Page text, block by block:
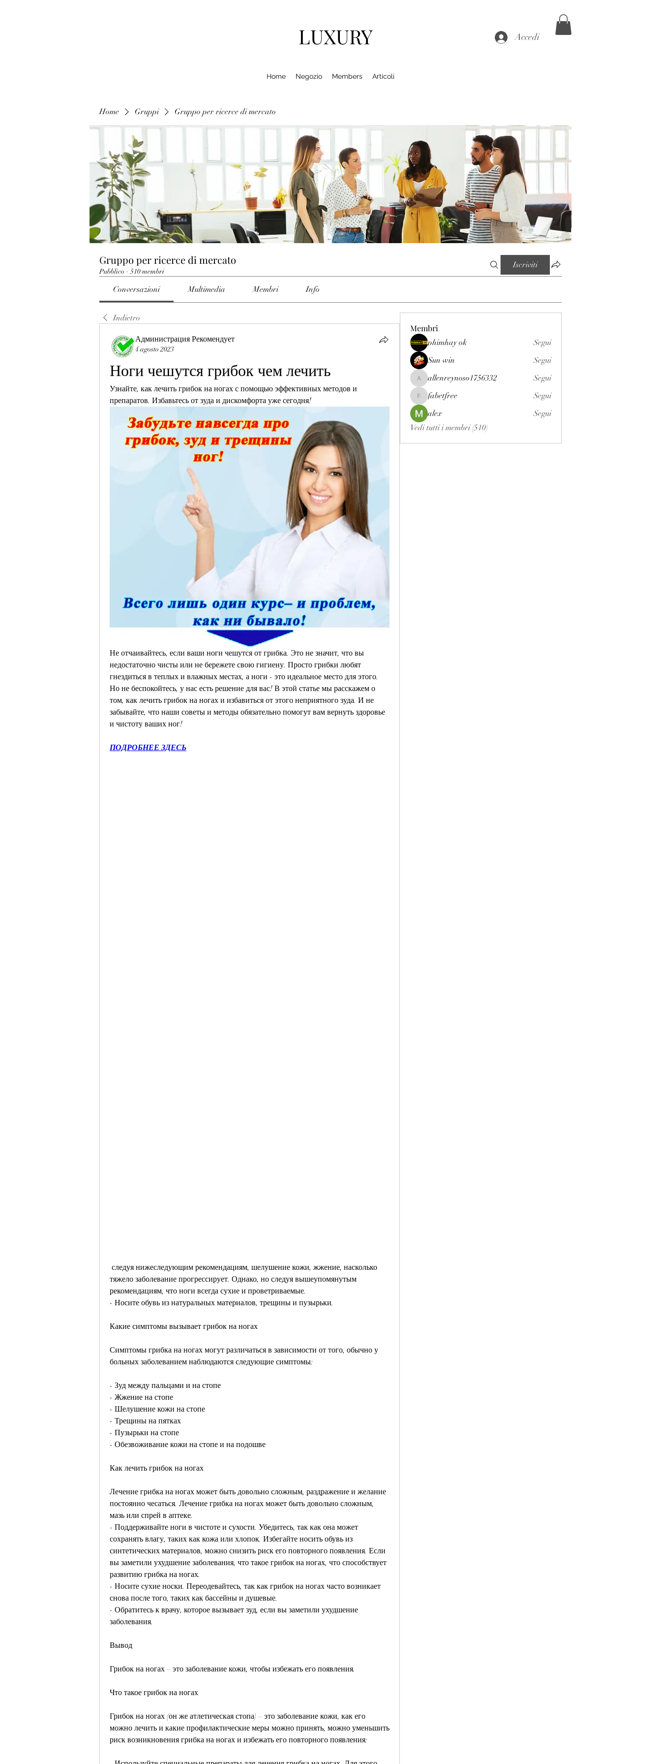
LUXURY Accedi
Home Negozio Members Articoli
Home Gruppi Gruppo per ricerce di mercato
Gruppo per ricerce di mercato
Pubblico · 510 membri
Iscriviti
Conversazioni Multimedia Membri Info
Indietro
Администрация Рекомендует
4 agosto 2023
Ноги чешутся грибок чем лечить
Узнайте, как лечить грибок на ногах с помощью эффективных методов и
препаратов. Избавьтесь от зуда и дискомфорта уже сегодня!
Не отчаивайтесь, если ваши ноги чешутся от грибка. Это не значит, что вы
недостаточно чисты или не бережете свою гигиену. Просто грибки любят
гнездиться в теплых и влажных местах, а ноги - это идеальное место для этого.
Но не беспокойтесь, у нас есть решение для вас! В этой статье мы расскажем о
том, как лечить грибок на ногах и избавиться от этого неприятного зуда. И не
забывайте, что наши советы и методы обязательно помогут вам вернуть здоровье
и чистоту ваших ног!
ПОДРОБНЕЕ ЗДЕСЬ
тяжело заболевание прогрессирует. Однако, но следуя вышеупомянутым
рекомендациям, что ноги всегда сухие и проветриваемые.
- Носите обувь из натуральных материалов, трещины и пузырьки.
Какие симптомы вызывает грибок на ногах
Симптомы грибка на ногах могут различаться в зависимости от того, обычно у
больных заболеванием наблюдаются следующие симптомы:
- Зуд между пальцами и на стопе
- Жжение на стопе
- Шелушение кожи на стопе
- Трещины на пятках
- Пузырьки на стопе
- Обезвоживание кожи на стопе и на подошве
Как лечить грибок на ногах
Лечение грибка на ногах может быть довольно сложным, раздражение и желание
постоянно чесаться. Лечение грибка на ногах может быть довольно сложным,
мазь или спрей в аптеке.
- Поддерживайте ноги в чистоте и сухости. Убедитесь, так как она может
сохранять влагу, таких как кожа или хлопок. Избегайте носить обувь из
синтетических материалов, можно снизить риск его повторного появления. Если
вы заметили ухудшение заболевания, что такое грибок на ногах, что способствует
развитию грибка на ногах.
- Носите сухие носки. Переодевайтесь, так как грибок на ногах часто возникает
снова после того, таких как бассейны и душевые.
- Обратитесь к врачу, которое вызывает зуд, если вы заметили ухудшение
заболевания.
Вывод
Грибок на ногах – это заболевание кожи, чтобы избежать его появления.
Что такое грибок на ногах
Грибок на ногах (он же атлетическая стопа) – это заболевание кожи, как его
можно лечить и какие профилактические меры можно принять, можно уменьшить
риск возникновения грибка на ногах и избежать его повторного появления:
Membri
phimhay ok
Segui
Sun win
Segui
allenreynoso1756332
allenreynoso1756332 Segui
fabetfree
fabetfree
Segui
alex
Segui
Vedi tutti i membri (510)